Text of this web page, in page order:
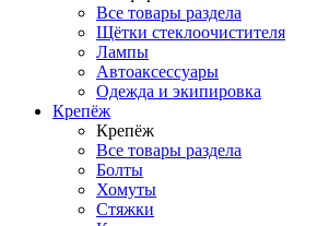
Все товары раздела
Щётки стеклоочистителя
Лампы
Автоаксессуары
Одежда и экипировка
Крепёж
Крепёж
Все товары раздела
Болты
Хомуты
Стяжки